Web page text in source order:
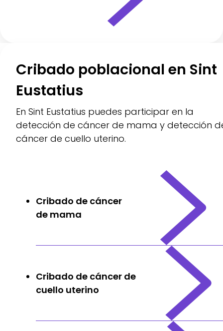
Cribado poblacional en Sint
Eustatius
En Sint Eustatius puedes participar en la
detección de cáncer de mama y detección
cáncer de cuello uterino.
Cribado de cáncer
de mama
Cribado de cáncer de
cuello uterino